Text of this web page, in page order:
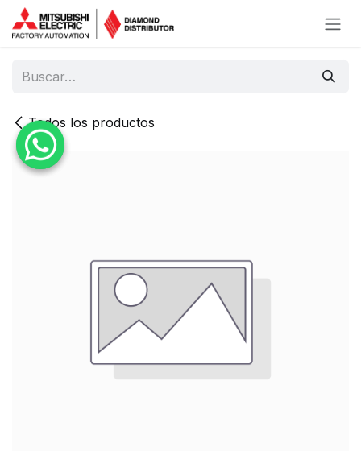
Ir al contenido
Todos los productos